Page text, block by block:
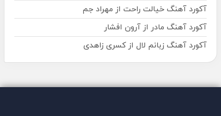
آکورد آهنگ خیالت راحت از مهراد جم
آکورد آهنگ مادر از آرون افشار
آکورد آهنگ زبانم لال از کسری زاهدی